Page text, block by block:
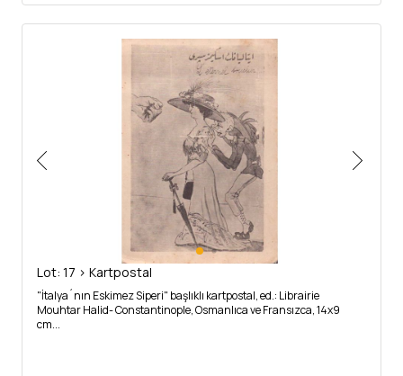
Lot: 17 > Kartpostal
"İtalya´nın Eskimez Siperi" başlıklı kartpostal, ed.: Librairie
Mouhtar Halid- Constantinople, Osmanlıca ve Fransızca, 14x9
cm...